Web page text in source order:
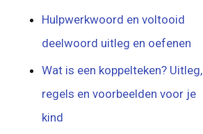
Hulpwerkwoord en voltooid
deelwoord uitleg en oefenen
Wat is een koppelteken? Uitleg,
regels en voorbeelden voor je
kind